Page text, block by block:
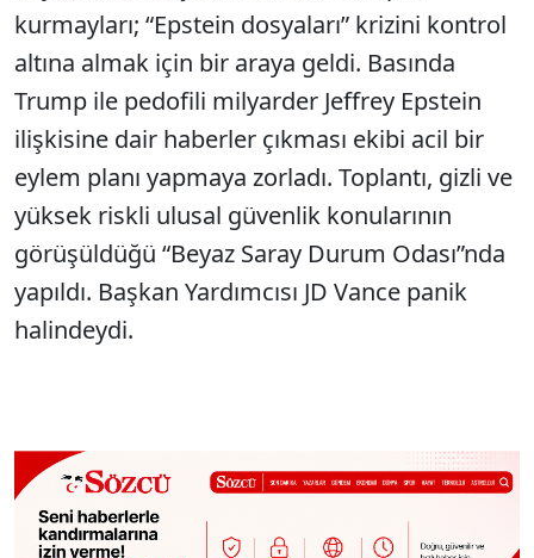
kurmayları; “Epstein dosyaları” krizini kontrol
altına almak için bir araya geldi. Basında
Trump ile pedofili milyarder Jeffrey Epstein
ilişkisine dair haberler çıkması ekibi acil bir
eylem planı yapmaya zorladı. Toplantı, gizli ve
yüksek riskli ulusal güvenlik konularının
görüşüldüğü “Beyaz Saray Durum Odası”nda
yapıldı. Başkan Yardımcısı JD Vance panik
halindeydi.